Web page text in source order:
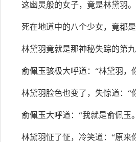
这幽灵般的女子，竟是林黛羽。
死在地道中的八个少女，竟都是
林黛羽竟就是那神秘失踪的第九
俞佩玉骇极大呼道：“林黛羽
林黛羽脸色也变了，失惊道：“
俞佩玉大呼道：“我就是俞佩玉
林黛羽怔了怔，冷笑道：“原来